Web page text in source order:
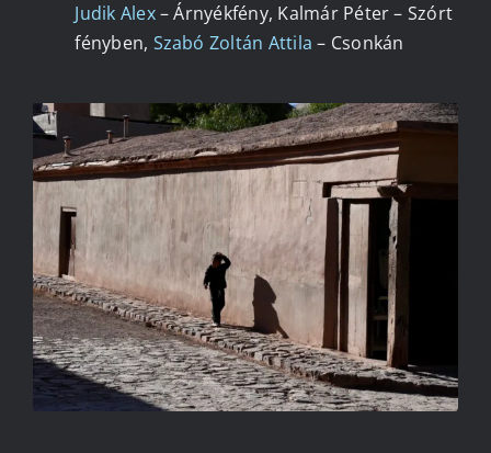
Judik Alex– Árnyékfény, Kalmár Péter – Szórt
fényben, Szabó Zoltán Attila – Csonkán
SZABADOS LÁSZLÓ – DÉLUTÁN 1